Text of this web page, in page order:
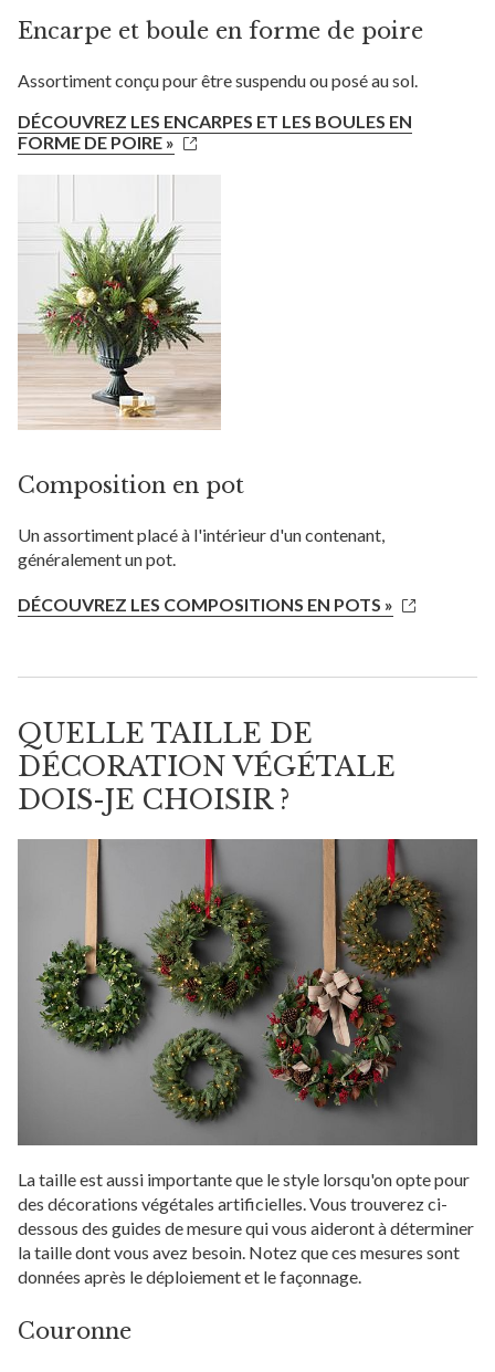
Encarpe et boule en forme de poire
Assortiment conçu pour être suspendu ou posé au sol.
DÉCOUVREZ LES ENCARPES ET LES BOULES EN
FORME DE POIRE »
Composition en pot
Un assortiment placé à l'intérieur d'un contenant,
généralement un pot.
DÉCOUVREZ LES COMPOSITIONS EN POTS »
QUELLE TAILLE DE
DÉCORATION VÉGÉTALE
DOIS-JE CHOISIR ?
La taille est aussi importante que le style lorsqu'on opte pour
des décorations végétales artificielles. Vous trouverez ci-
dessous des guides de mesure qui vous aideront à déterminer
la taille dont vous avez besoin. Notez que ces mesures sont
données après le déploiement et le façonnage.
Couronne